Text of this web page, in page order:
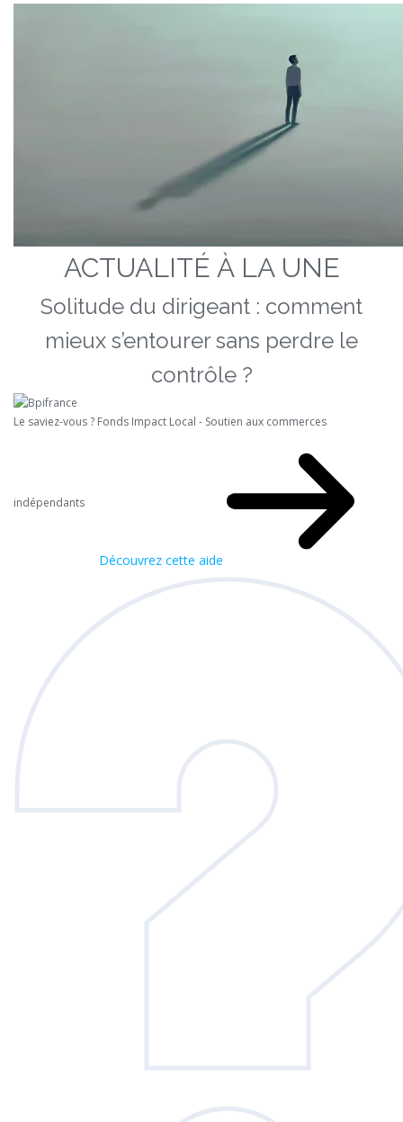
ACTUALITÉ À LA UNE
Solitude du dirigeant : comment
mieux s’entourer sans perdre le
contrôle ?
Le saviez-vous ? Fonds Impact Local - Soutien aux commerces
indépendants
Découvrez cette aide